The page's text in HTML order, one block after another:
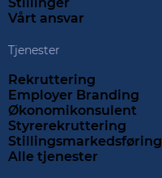
Stillinger
Vårt ansvar
Tjenester
Rekruttering
Employer Branding
Økonomikonsulent
Styrerekruttering
Stillingsmarkedsføring
Alle tjenester